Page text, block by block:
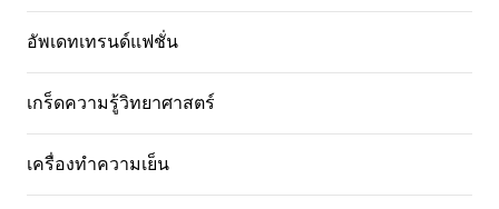
อัพเดทเทรนด์แฟชั่น
เกร็ดความรู้วิทยาศาสตร์
เครื่องทำความเย็น